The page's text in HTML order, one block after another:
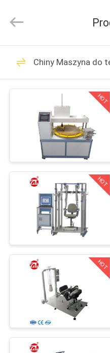
DOM
PRODUKTY
FILMY
NAS
WYCIECZKA
FABRYCE
KONTROLA
JAKOŚCI
SKONTAKTUJ
SIĘ
Technology
Rights
Maszyna
Prasa
Młyn
Chiny Maszyna do
HOT
HOT
HOT